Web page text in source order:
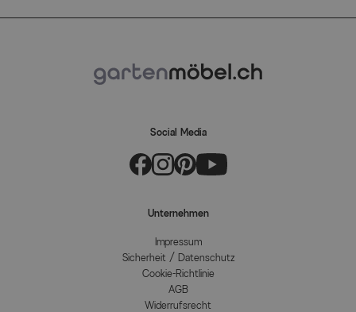
Social Media
Unternehmen
Impressum
Sicherheit / Datenschutz
Cookie-Richtlinie
AGB
Widerrufsrecht